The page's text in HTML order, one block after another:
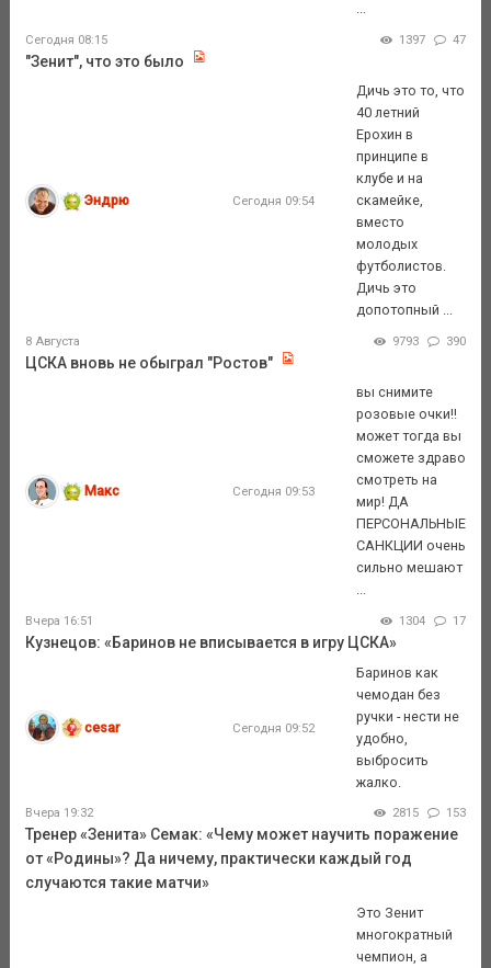
...
Сегодня 08:15 1397 47
"Зенит", что это было
Эндрю Сегодня 09:54
Дичь это то, что
40 летний
Ерохин в
принципе в
клубе и на
скамейке,
вместо
молодых
футболистов.
Дичь это
допотопный ...
8 Августа 9793 390
ЦСКА вновь не обыграл "Ростов"
Макс Сегодня 09:53
вы снимите
розовые очки!!
может тогда вы
сможете здраво
смотреть на
мир! ДА
ПЕРСОНАЛЬНЫЕ
САНКЦИИ очень
сильно мешают
...
Вчера 16:51 1304 17
Кузнецов: «Баринов не вписывается в игру ЦСКА»
cesar Сегодня 09:52
Баринов как
чемодан без
ручки - нести не
удобно,
выбросить
жалко.
Вчера 19:32 2815 153
Тренер «Зенита» Семак: «Чему может научить поражение
от «Родины»? Да ничему, практически каждый год
случаются такие матчи»
Это Зенит
многократный
чемпион, а